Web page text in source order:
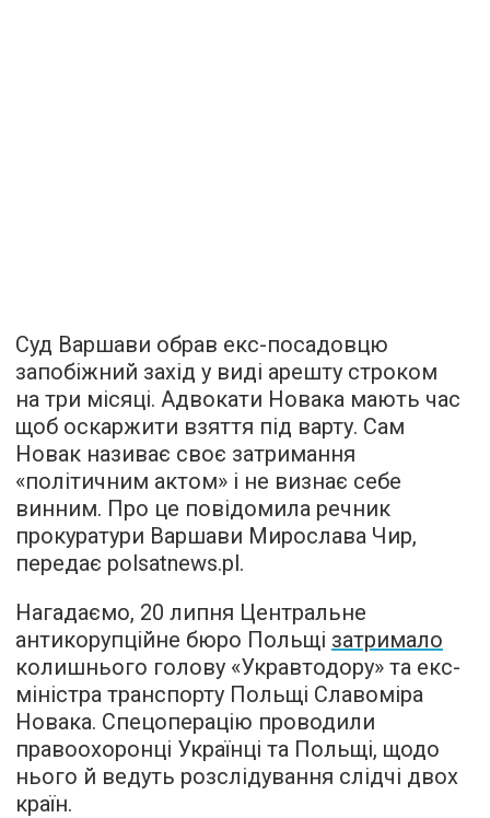
Суд Варшави обрав екс-посадовцю
запобіжний захід у виді арешту строком
на три місяці. Адвокати Новака мають час
щоб оскаржити взяття під варту. Сам
Новак називає своє затримання
«політичним актом» і не визнає себе
винним. Про це повідомила речник
прокуратури Варшави Мирослава Чир,
передає polsatnews.pl.
Нагадаємо, 20 липня Центральне
антикорупційне бюро Польщі затримало
колишнього голову «Укравтодору» та екс-
міністра транспорту Польщі Славоміра
Новака. Спецоперацію проводили
правоохоронці Українці та Польщі, щодо
нього й ведуть розслідування слідчі двох
країн.